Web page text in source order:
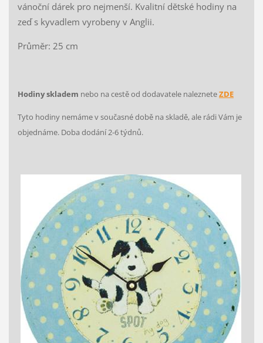
vánoční dárek pro nejmenší. Kvalitní dětské hodiny na
zeď s kyvadlem vyrobeny v Anglii.
Průměr: 25 cm
Hodiny skladem nebo na cestě od dodavatele nalezneteZDE
Tyto hodiny nemáme v současné době na skladě, ale rádi Vám je
objednáme. Doba dodání 2-6 týdnů.